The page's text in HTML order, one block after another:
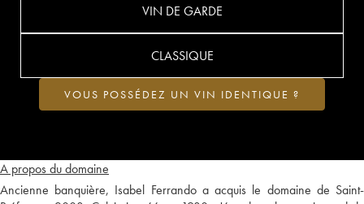
A propos du domaine
Ancienne banquière, Isabel Ferrando a acquis le domaine de Saint-
VIN DE GARDE
CLASSIQUE
VOUS POSSÉDEZ UN VIN IDENTIQUE ?